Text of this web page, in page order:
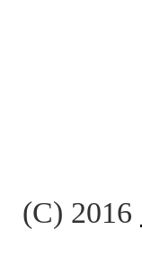
(C) 2016